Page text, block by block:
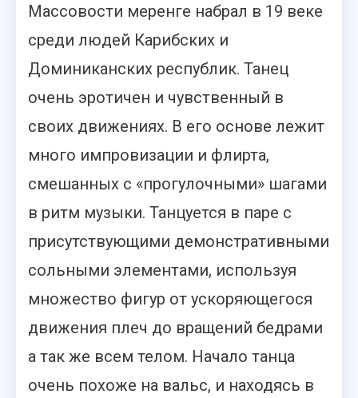
Массовости меренге набрал в 19 веке
среди людей Карибских и
Доминиканских республик. Танец
очень эротичен и чувственный в
своих движениях. В его основе лежит
много импровизации и флирта,
смешанных с «прогулочными» шагами
в ритм музыки. Танцуется в паре с
присутствующими демонстративными
сольными элементами, используя
множество фигур от ускоряющегося
движения плеч до вращений бедрами
а так же всем телом. Начало танца
очень похоже на вальс, и находясь в